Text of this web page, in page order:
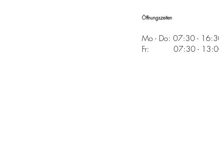
Öffnungszeiten
Mo - Do: 07:30 -
Fr: 07:30 -